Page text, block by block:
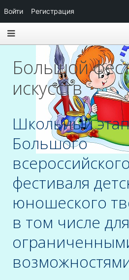
Большой
искусств
Школьный этап
Большого
всероссийского
фестиваля
юношеского
в том числе
Войти Регистрация